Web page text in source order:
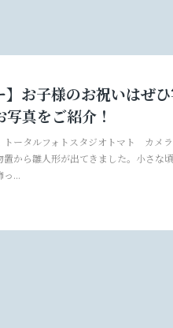
】お子様のお祝いはぜ
真をご紹介！
トータルフォトスタジオトマト カメ
置から雛人形が出てきました。小さな
っ...